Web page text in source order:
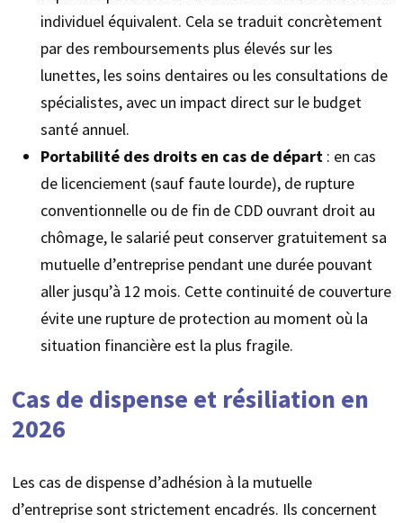
individuel équivalent. Cela se traduit concrètement
par des remboursements plus élevés sur les
lunettes, les soins dentaires ou les consultations de
spécialistes, avec un impact direct sur le budget
santé annuel.
Portabilité des droits en cas de départ: en cas
de licenciement (sauf faute lourde), de rupture
conventionnelle ou de fin de CDD ouvrant droit au
chômage, le salarié peut conserver gratuitement sa
mutuelle d’entreprise pendant une durée pouvant
aller jusqu’à 12 mois. Cette continuité de couverture
évite une rupture de protection au moment où la
situation financière est la plus fragile.
Cas de dispense et résiliation en
2026
Les cas de dispense d’adhésion à la mutuelle
d’entreprise sont strictement encadrés. Ils concernent